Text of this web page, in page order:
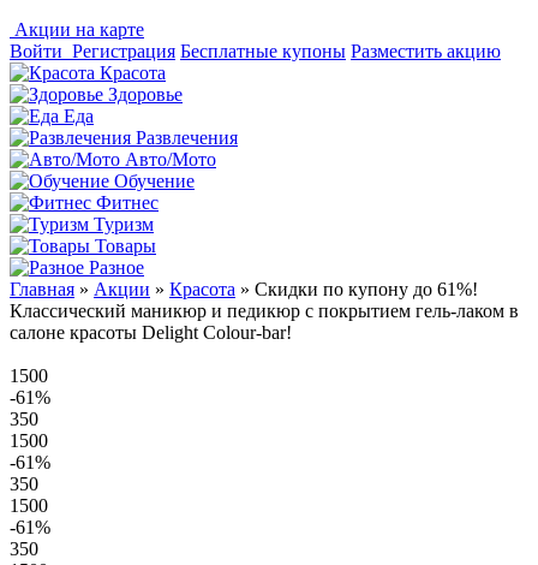
Акции на карте
Войти Регистрация Бесплатные купоны Разместить акцию
Красота
Здоровье
Еда
Развлечения
Авто/Мото
Обучение
Фитнес
Туризм
Товары
Разное
Главная » Акции » Красота » Скидки по купону до 61%!
Классический маникюр и педикюр с покрытием гель-лаком в
салоне красоты Delight Colour-bar!
1500
-61%
350
1500
-61%
350
1500
-61%
350